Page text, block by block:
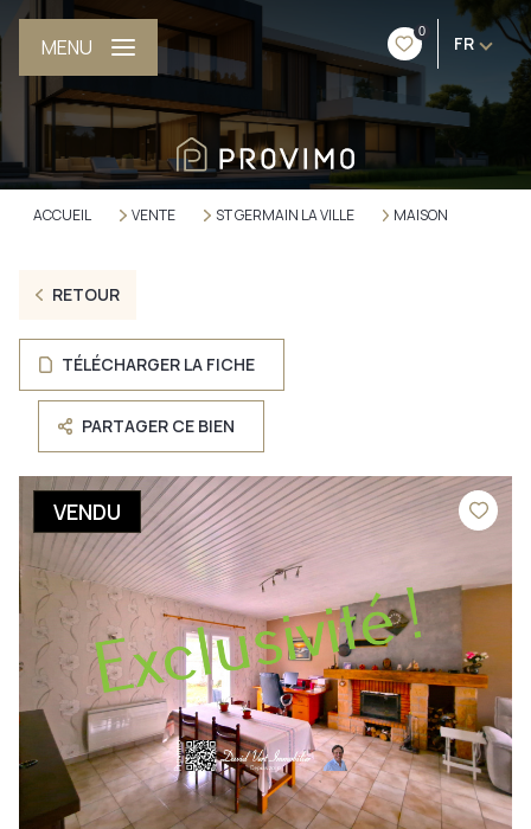
0
FR
MENU
ACCUEIL VENTE ST GERMAIN LA VILLE MAISON
RETOUR
TÉLÉCHARGER LA FICHE
PARTAGER CE BIEN
VENDU